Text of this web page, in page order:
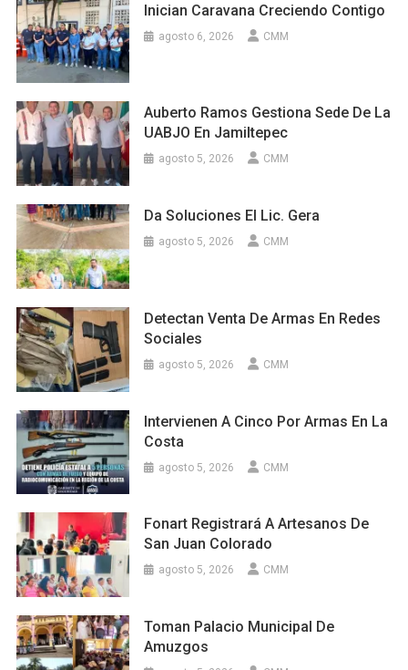
Inician Caravana Creciendo Contigo
agosto 6, 2026 CMM
Auberto Ramos Gestiona Sede De La
UABJO En Jamiltepec
agosto 5, 2026 CMM
Da Soluciones El Lic. Gera
agosto 5, 2026 CMM
Detectan Venta De Armas En Redes
Sociales
agosto 5, 2026 CMM
Intervienen A Cinco Por Armas En La
Costa
agosto 5, 2026 CMM
Fonart Registrará A Artesanos De
San Juan Colorado
agosto 5, 2026 CMM
Toman Palacio Municipal De
Amuzgos